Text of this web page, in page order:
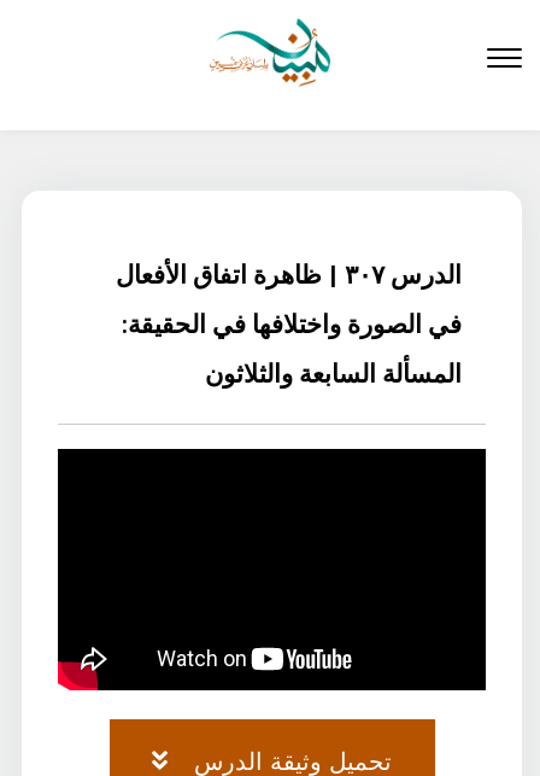
المحتوى
الدرس ٣٠٧ | ظاهرة اتفاق الأفعال
في الصورة واختلافها في الحقيقة:
المسألة السابعة والثلاثون
تحميل وثيقة الدرس